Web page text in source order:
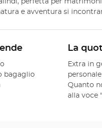
e avventura si
bagaglio
La
Extra in
personale
Quanto
alla voce